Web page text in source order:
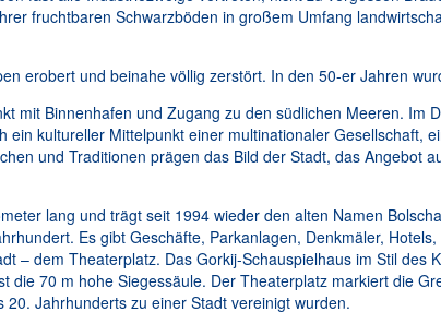
fruchtbaren Schwarzböden in großem Umfang
erobert und beinahe völlig zerstört. In den 50-er Jahren
mit Binnenhafen und Zugang zu den südlichen Meeren. Im
kultureller Mittelpunkt einer multinationaler Gesellschaft,
und Traditionen prägen das Bild der Stadt, das Angebot
lang und trägt seit 1994 wieder den alten Namen
Es gibt Geschäfte, Parkanlagen, Denkmäler,
– dem Theaterplatz. Das Gorkij-Schauspielhaus im Stil des
70 m hohe Siegessäule. Der Theaterplatz markiert die
Jahrhunderts zu einer Stadt vereinigt wurden.